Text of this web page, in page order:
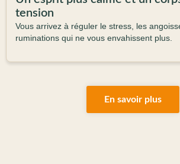
tension
Vous arrivez à réguler le stress, les
ruminations qui ne vous envahissent plus
En savoir plus